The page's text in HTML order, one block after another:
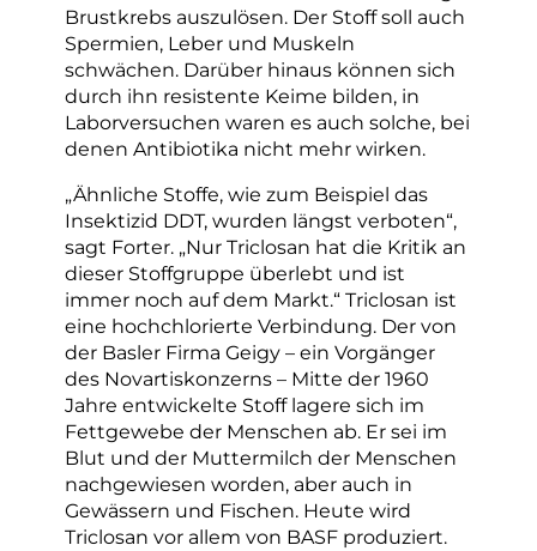
Brustkrebs auszulösen. Der Stoff soll auch
Spermien, Leber und Muskeln
schwächen. Darüber hinaus können sich
durch ihn resistente Keime bilden, in
Laborversuchen waren es auch solche, bei
denen Antibiotika nicht mehr wirken.
„Ähnliche Stoffe, wie zum Beispiel das
Insektizid DDT, wurden längst verboten“,
sagt Forter. „Nur Triclosan hat die Kritik an
dieser Stoffgruppe überlebt und ist
immer noch auf dem Markt.“ Triclosan ist
eine hochchlorierte Verbindung. Der von
der Basler Firma Geigy – ein Vorgänger
des Novartiskonzerns – Mitte der 1960
Jahre entwickelte Stoff lagere sich im
Fettgewebe der Menschen ab. Er sei im
Blut und der Muttermilch der Menschen
nachgewiesen worden, aber auch in
Gewässern und Fischen. Heute wird
Triclosan vor allem von BASF produziert.